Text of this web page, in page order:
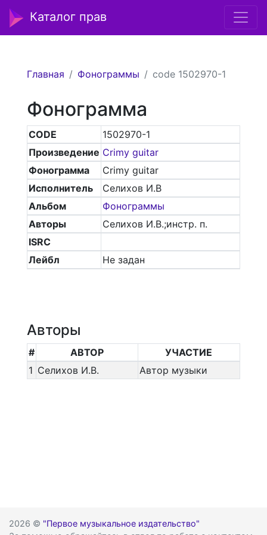
Каталог прав
Главная Фонограммы code 1502970-1
Фонограмма
CODE
1502970-1
Произведение Crimy guitar
Фонограмма
Crimy guitar
Исполнитель
Селихов И.В
Альбом
Фонограммы
Авторы
Селихов И.В.;инстр. п.
ISRC
Лейбл
Не задан
Авторы
# АВТОР
УЧАСТИЕ
1 Селихов И.В. Автор музыки
2026 © "Первое музыкальное издательство"